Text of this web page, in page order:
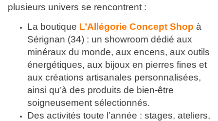
plusieurs univers se rencontrent :
La boutique L’Allégorie Concept Shop à
Sérignan (34) : un showroom dédié aux
minéraux du monde, aux encens, aux outils
énergétiques, aux bijoux en pierres fines et
aux créations artisanales personnalisées,
ainsi qu’à des produits de bien-être
soigneusement sélectionnés.
Des activités toute l’année : stages, ateliers,